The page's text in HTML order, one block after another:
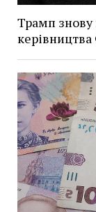
Трамп знову